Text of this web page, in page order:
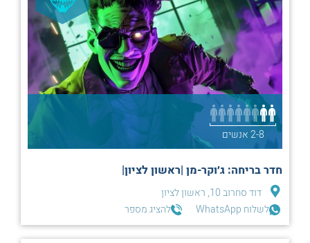
2-8 אנשים
חדר בריחה: ג׳וקר-מן |ראשון לציון|
דוד סחרוב 10, ראשון לציון
לשלוח WhatsApp
להציג מספר